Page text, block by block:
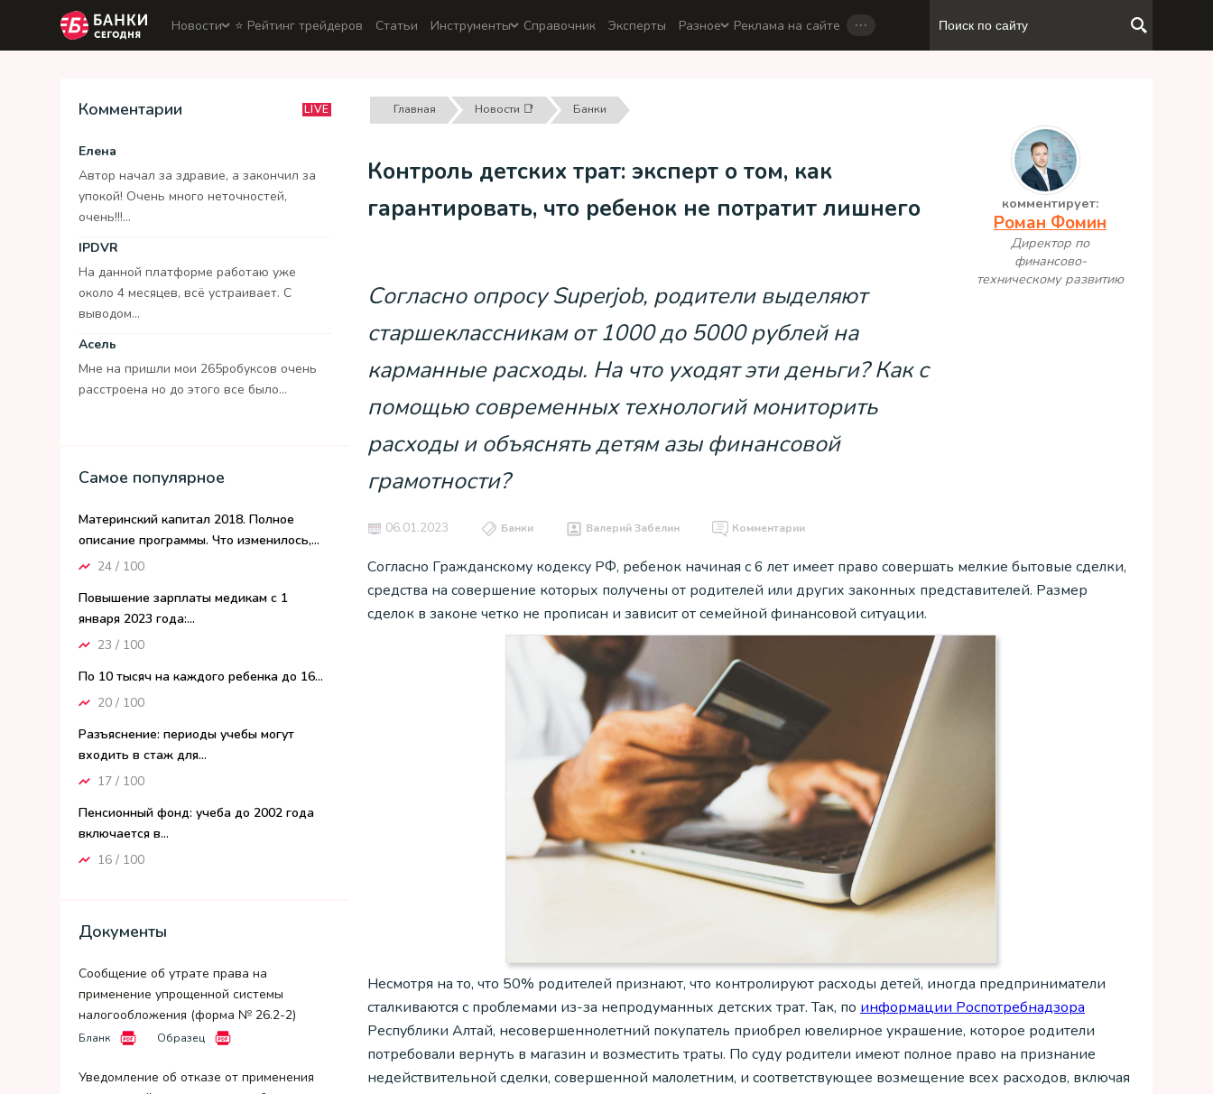
Новости ⭐️ Рейтинг трейдеров Статьи Инструменты Справочник Эксперты Разное Реклама на сайте …
Комментарии LIVE
Елена
Автор начал за здравие, а закончил за
упокой! Очень много неточностей,
очень!!!...
IPDVR
На данной платформе работаю уже
около 4 месяцев, всё устраивает. С
выводом...
Асель
Мне на пришли мои 265робуксов очень
расстроена но до этого все было...
Самое популярное
Материнский капитал 2018. Полное
описание программы. Что изменилось,...
24 / 100
Повышение зарплаты медикам с 1
января 2023 года:...
23 / 100
По 10 тысяч на каждого ребенка до 16...
20 / 100
Разъяснение: периоды учебы могут
входить в стаж для...
17 / 100
Пенсионный фонд: учеба до 2002 года
включается в...
16 / 100
Документы
Сообщение об утрате права на
применение упрощенной системы
налогообложения (форма № 26.2-2)
Бланк Образец
Уведомление об отказе от применения
Главная Новости 📑 Банки
Контроль детских трат: эксперт о том, как
гарантировать, что ребенок не потратит лишнего
Согласно опросу Superjob, родители выделяют
старшеклассникам от 1000 до 5000 рублей на
карманные расходы. На что уходят эти деньги? Как с
помощью современных технологий мониторить
расходы и объяснять детям азы финансовой
грамотности?
комментирует:
Роман Фомин
Директор по
финансово-
техническому развитию
06.01.2023 Банки Валерий Забелин Комментарии
Согласно Гражданскому кодексу РФ, ребенок начиная с 6 лет имеет право совершать мелкие бытовые сделки,
средства на совершение которых получены от родителей или других законных представителей. Размер
сделок в законе четко не прописан и зависит от семейной финансовой ситуации.
Несмотря на то, что 50% родителей признают, что контролируют расходы детей, иногда предприниматели
сталкиваются с проблемами из-за непродуманных детских трат. Так, по информации Роспотребнадзора
Республики Алтай, несовершеннолетний покупатель приобрел ювелирное украшение, которое родители
потребовали вернуть в магазин и возместить траты. По суду родители имеют полное право на признание
недействительной сделки, совершенной малолетним, и соответствующее возмещение всех расходов, включая